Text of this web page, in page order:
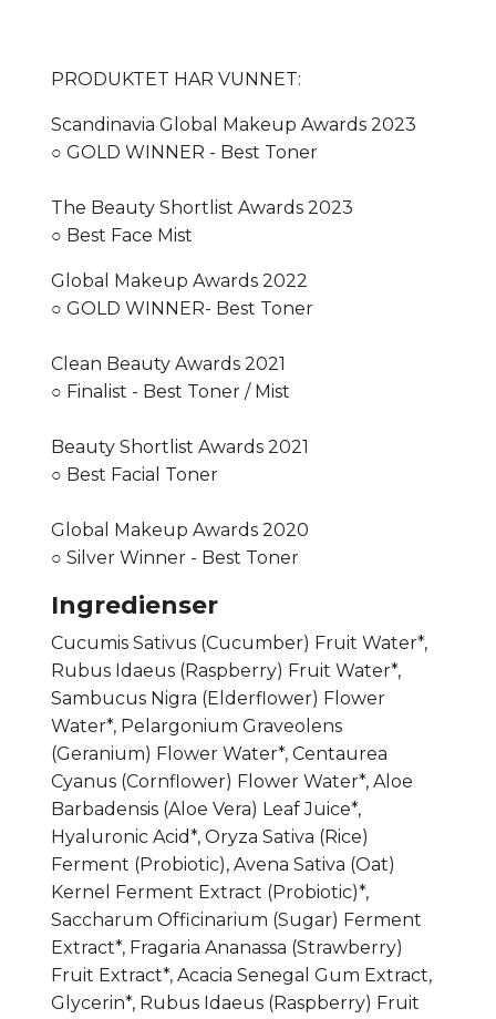
PRODUKTET HAR VUNNET:
Scandinavia Global Makeup Awards 2023
○ GOLD WINNER - Best Toner
The Beauty Shortlist Awards 2023
○ Best Face Mist
Global Makeup Awards 2022
○ GOLD WINNER- Best Toner
Clean Beauty Awards 2021
○ Finalist - Best Toner / Mist
Beauty Shortlist Awards 2021
○ Best Facial Toner
Global Makeup Awards 2020
○ Silver Winner - Best Toner
Ingredienser
Cucumis Sativus (Cucumber) Fruit Water*,
Rubus Idaeus (Raspberry) Fruit Water*,
Sambucus Nigra (Elderflower) Flower
Water*, Pelargonium Graveolens
(Geranium) Flower Water*, Centaurea
Cyanus (Cornflower) Flower Water*, Aloe
Barbadensis (Aloe Vera) Leaf Juice*,
Hyaluronic Acid*, Oryza Sativa (Rice)
Ferment (Probiotic), Avena Sativa (Oat)
Kernel Ferment Extract (Probiotic)*,
Saccharum Officinarium (Sugar) Ferment
Extract*, Fragaria Ananassa (Strawberry)
Fruit Extract*, Acacia Senegal Gum Extract,
Glycerin*, Rubus Idaeus (Raspberry) Fruit